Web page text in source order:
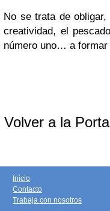
No se trata de
creatividad, el
número uno… a formar
Volver a la
Inicio
Contacto
Trabaja con nosotros